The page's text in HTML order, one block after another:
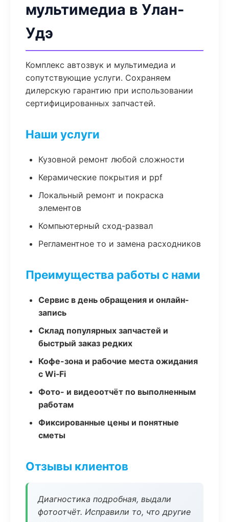
мультимедиа в Улан-
Удэ
Комплекс автозвук и мультимедиа и
сопутствующие услуги. Сохраняем
дилерскую гарантию при использовании
сертифицированных запчастей.
Наши услуги
Кузовной ремонт любой сложности
Керамические покрытия и ppf
Локальный ремонт и покраска
элементов
Компьютерный сход-развал
Регламентное то и замена расходников
Преимущества работы с нами
Сервис в день обращения и онлайн-
запись
Склад популярных запчастей и
быстрый заказ редких
Кофе-зона и рабочие места ожидания
с Wi‑Fi
Фото- и видеоотчёт по выполненным
работам
Фиксированные цены и понятные
сметы
Отзывы клиентов
Диагностика подробная, выдали
фотоотчёт. Исправили то, что другие